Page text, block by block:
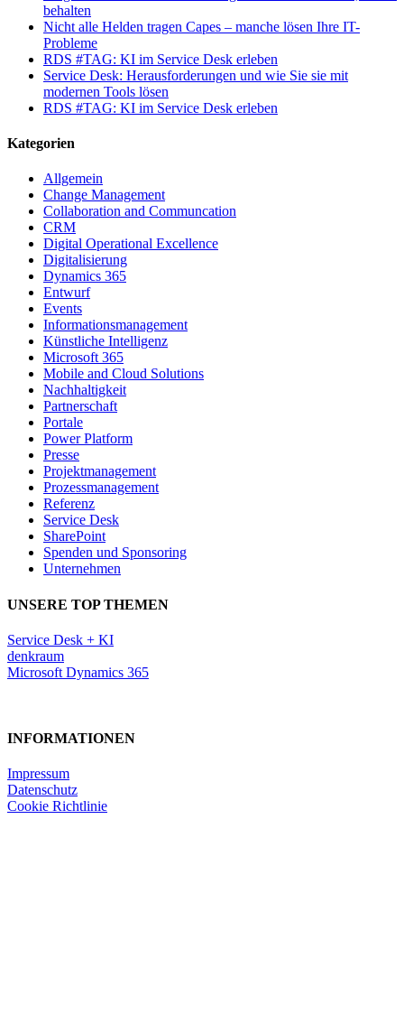
behalten
Nicht alle Helden tragen Capes – manche lösen Ihre IT-
Probleme
RDS #TAG: KI im Service Desk erleben
Service Desk: Herausforderungen und wie Sie sie mit
modernen Tools lösen
RDS #TAG: KI im Service Desk erleben
Kategorien
Allgemein
Change Management
Collaboration and Communcation
CRM
Digital Operational Excellence
Digitalisierung
Dynamics 365
Entwurf
Events
Informationsmanagement
Künstliche Intelligenz
Microsoft 365
Mobile and Cloud Solutions
Nachhaltigkeit
Partnerschaft
Portale
Power Platform
Presse
Projektmanagement
Prozessmanagement
Referenz
Service Desk
SharePoint
Spenden und Sponsoring
Unternehmen
UNSERE TOP THEMEN
Service Desk + KI
denkraum
Microsoft Dynamics 365
INFORMATIONEN
Impressum
Datenschutz
Cookie Richtlinie